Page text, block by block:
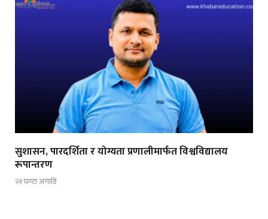
सुशासन, पारदर्शिता र योग्यता प्रणालीमार्फत विश्वविद्यालय
रूपान्तरण
२१ घण्टा अगाडि